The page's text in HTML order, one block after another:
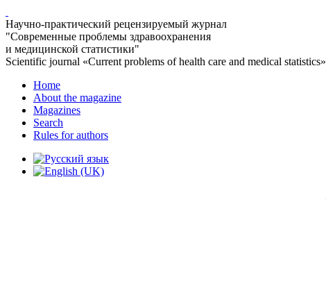
Научно-практический рецензируемый журнал
"Современные проблемы здравоохранения
и медицинской статистики"
Scientific journal «Current problems of health care and medical statistics»
Home
About the magazine
Magazines
Search
Rules for authors